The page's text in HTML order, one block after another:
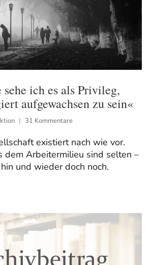
ich es als Privileg,
aufgewachsen zu sein«
31 Kommentare
existiert nach wie vor.
dem Arbeitermilieu sind selten –
und wieder doch noch.